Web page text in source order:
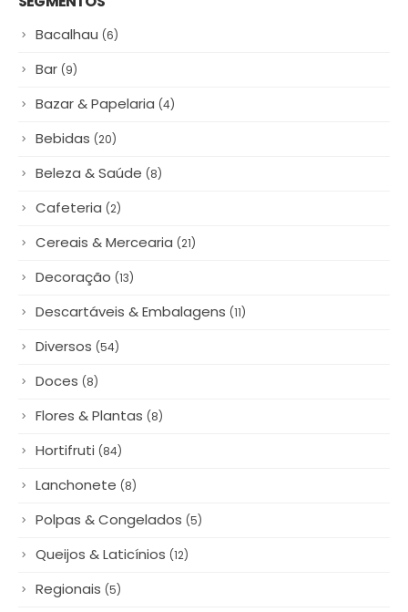
Bacalhau (6)
Bar (9)
Bazar & Papelaria (4)
Bebidas (20)
Beleza & Saúde (8)
Cafeteria (2)
Cereais & Mercearia (21)
Decoração (13)
Descartáveis & Embalagens (11)
Diversos (54)
Doces (8)
Flores & Plantas (8)
Hortifruti (84)
Lanchonete (8)
Polpas & Congelados (5)
Queijos & Laticínios (12)
Regionais (5)